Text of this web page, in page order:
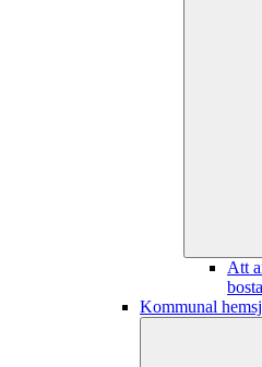
Att
Kommunal